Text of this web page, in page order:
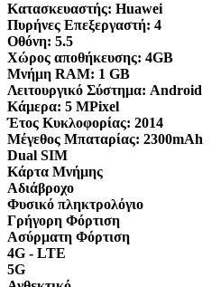
Κατασκευαστής: Huawei
Πυρήνες Επεξεργαστή: 4
Οθόνη: 5.5
Χώρος αποθήκευσης: 4GB
Μνήμη RAM: 1 GB
Λειτουργικό Σύστημα: Android
Κάμερα: 5 MPixel
Έτος Κυκλοφορίας: 2014
Μέγεθος Μπαταρίας: 2300mAh
Dual SIM
Κάρτα Μνήμης
Αδιάβροχο
Φυσικό πληκτρολόγιο
Γρήγορη Φόρτιση
Ασύρματη Φόρτιση
4G - LTE
5G